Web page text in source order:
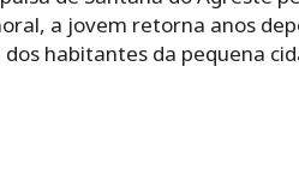
a jovem retorna anos
habitantes da pequena